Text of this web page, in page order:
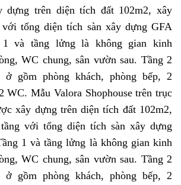
dựng trên diện tích đất 102m2, xây
tổng diện tích sàn xây dựng GFA
1 và tầng lửng là không gian kinh
WC chung, sân vườn sau. Tầng 2
ở gồm phòng khách, phòng bếp, 2
WC. Mẫu Valora Shophouse trên trục
xây dựng trên diện tích đất 102m2,
với tổng diện tích sàn xây dựng
1 và tầng lửng là không gian kinh
WC chung, sân vườn sau. Tầng 2
ở gồm phòng khách, phòng bếp, 2